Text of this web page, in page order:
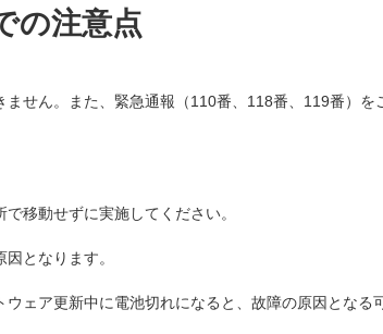
の注意点
せん。また、緊急通報（110番、118番、119番）を
移動せずに実施してください。
となります。
ェア更新中に電池切れになると、故障の原因となる